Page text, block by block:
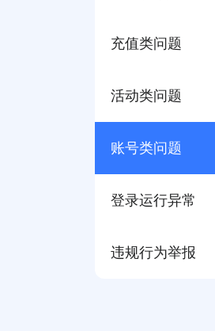
充值类问题
活动类问题
账号类问题
登录运行异常
违规行为举报